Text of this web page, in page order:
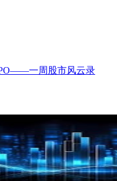
IPO——一周股市风云录